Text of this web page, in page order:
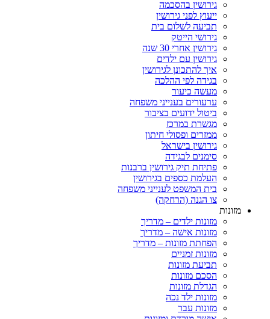
גירושין בהסכמה
ייעוץ לפני גירושין
תביעה לשלום בית
גירושי הייטק
גירושין אחרי 30 שנה
גירושין עם ילדים
איך להתכונן לגירושין
בגידה לפי ההלכה
מעשה כיעור
ערעורים בענייני משפחה
ביטול ידועים בציבור
מגשרת במרכז
ממזרים ופסולי חיתון
גירושין בישראל
סימנים לבגידה
פתיחת תיק גירושין ברבנות
העלמת כספים בגירושין
בית המשפט לענייני משפחה
צו הגנה (הרחקה)
מזונות ילדים – מדריך
מזונות אישה – מדריך
הפחתת מזונות – מדריך
מזונות זמניים
תביעת מזונות
הסכם מזונות
הגדלת מזונות
מזונות ילד נכה
מזונות עבר